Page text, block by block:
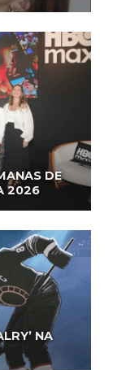
DE
2026
NA